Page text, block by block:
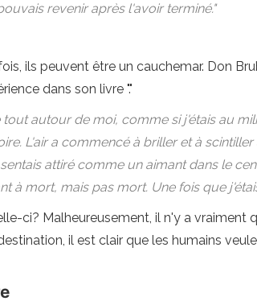
revenir après l'avoir terminé."
ils peuvent être un cauchemar. Don
dans son livre "."
tout autour de moi, comme si j'étais au
L'air a commencé à briller et à
attiré comme un aimant dans le
à mort, mais pas mort. Une fois que
ci? Malheureusement, il n'y a
il est clair que les humains